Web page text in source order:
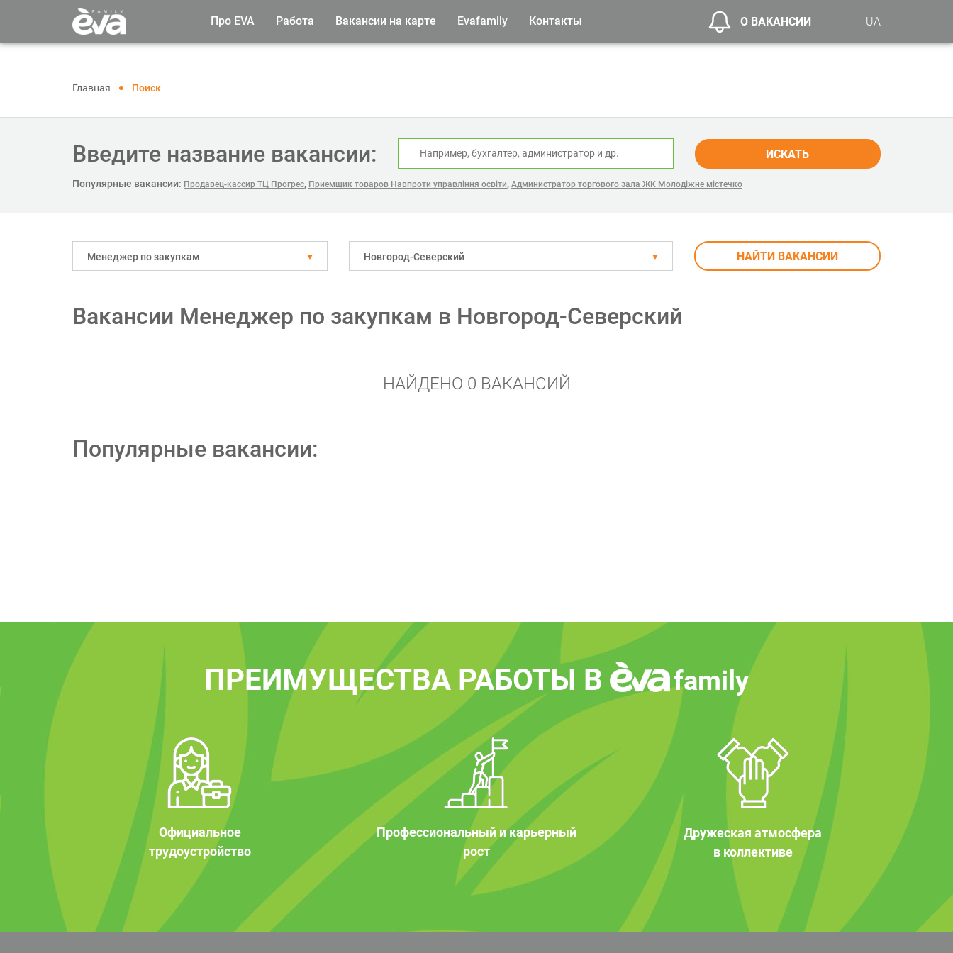
Про EVA Работа Вакансии на карте Evafamily Контакты О ВАКАНСИИ UA
Главная Поиск
Введите название вакансии: ИСКАТЬ
Популярные вакансии: Продавец-кассир ТЦ Прогрес, Приемщик товаров Навпроти управління освіти, Администратор торгового зала ЖК Молодіжне містечко
Менеджер по закупкам Новгород-Северский НАЙТИ ВАКАНСИИ
Вакансии Менеджер по закупкам в Новгород-Северский
НАЙДЕНО 0 ВАКАНСИЙ
Популярные вакансии:
ПРЕИМУЩЕСТВА РАБОТЫ В family
Официальное
трудоустройство
Профессиональный и карьерный
рост
Дружеская атмосфера
в коллективе